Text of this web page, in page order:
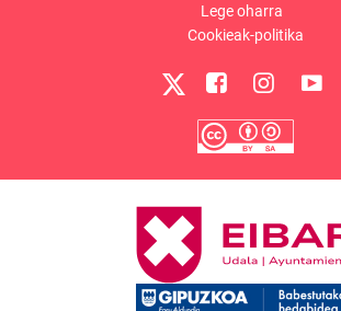
Lege oharra
Cookieak-politika